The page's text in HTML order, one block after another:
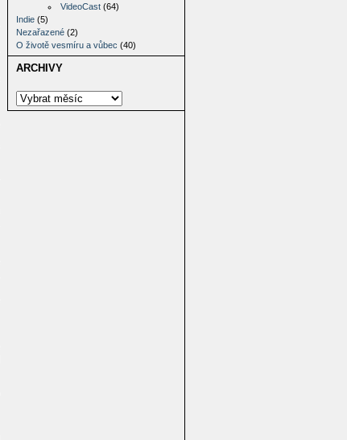
VideoCast(64)
Indie (5)
Nezařazené (2)
O životě vesmíru a vůbec (40)
ARCHIVY